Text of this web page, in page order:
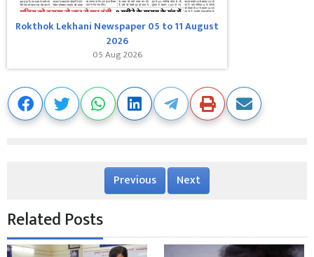
Rokthok Lekhani Newspaper 05 to 11 August
2026
05 Aug 2026
Previous Next
Related Posts